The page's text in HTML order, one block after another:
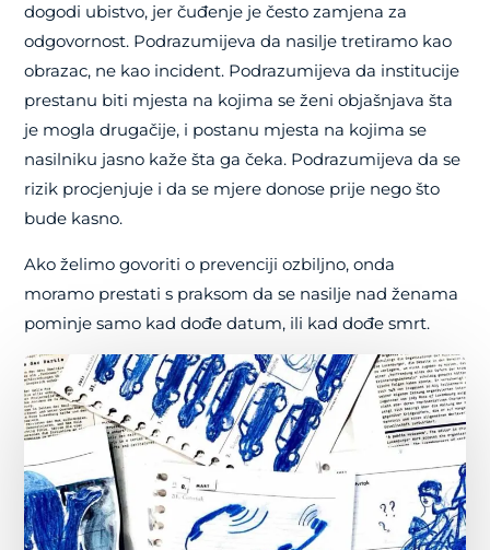
dogodi ubistvo, jer čuđenje je često zamjena za
odgovornost. Podrazumijeva da nasilje tretiramo kao
obrazac, ne kao incident. Podrazumijeva da institucije
prestanu biti mjesta na kojima se ženi objašnjava šta
je mogla drugačije, i postanu mjesta na kojima se
nasilniku jasno kaže šta ga čeka. Podrazumijeva da se
rizik procjenjuje i da se mjere donose prije nego što
bude kasno.
Ako želimo govoriti o prevenciji ozbiljno, onda
moramo prestati s praksom da se nasilje nad ženama
pominje samo kad dođe datum, ili kad dođe smrt.